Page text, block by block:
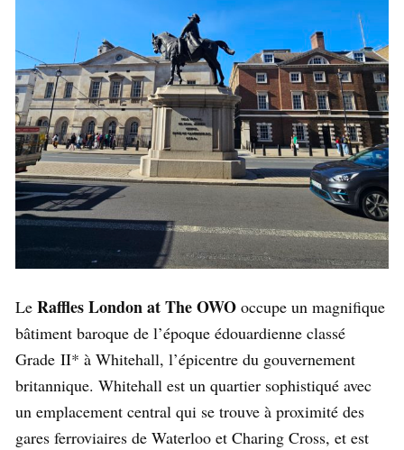
Le Raffles London at The OWO occupe un magnifique
bâtiment baroque de l’époque édouardienne classé
Grade II* à Whitehall, l’épicentre du gouvernement
britannique. Whitehall est un quartier sophistiqué avec
un emplacement central qui se trouve à proximité des
gares ferroviaires de Waterloo et Charing Cross, et est